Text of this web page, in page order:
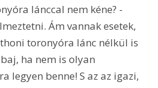
lánccal nem kéne? -
Ám vannak esetek,
toronyóra lánc nélkül is
ha nem is olyan
legyen benne! S az az igazi,